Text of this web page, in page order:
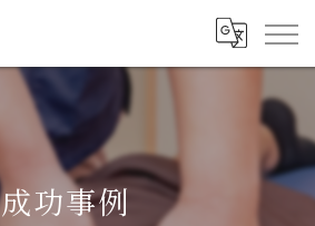
成功事例